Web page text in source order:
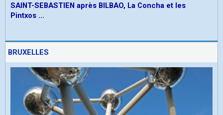
SAINT-SEBASTIEN après BILBAO, La Concha et les
Pintxos ...
BRUXELLES